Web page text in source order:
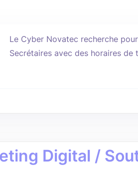
Le Cyber Novatec recherche
Secrétaires avec des horaires de
Digital /